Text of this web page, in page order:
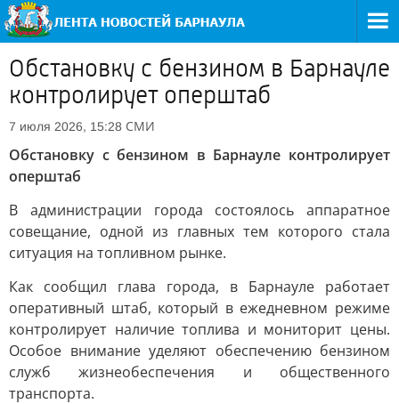
Обстановку с бензином в Барнауле
контролирует оперштаб
7 июля 2026, 15:28 СМИ
Обстановку с бензином в Барнауле контролирует
оперштаб
В администрации города состоялось аппаратное
совещание, одной из главных тем которого стала
ситуация на топливном рынке.
Как сообщил глава города, в Барнауле работает
оперативный штаб, который в ежедневном режиме
контролирует наличие топлива и мониторит цены.
Особое внимание уделяют обеспечению бензином
служб жизнеобеспечения и общественного
транспорта.